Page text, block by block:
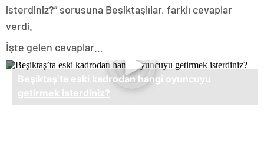
isterdiniz?” sorusuna Beşiktaşlılar, farklı cevaplar
verdi.
İşte gelen cevaplar…